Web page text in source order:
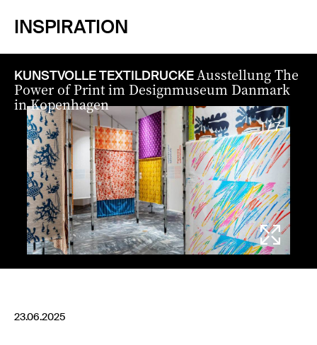
INSPIRATION
KUNSTVOLLE TEXTILDRUCKE Ausstellung The
Power of Print im Designmuseum Danmark
in Kopenhagen
1 / 7
23.06.2025